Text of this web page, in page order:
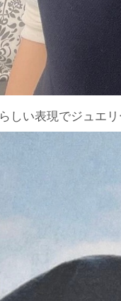
しい表現でジュエ